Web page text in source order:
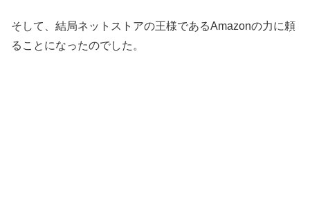
そして、結局ネットストアの王様であるAmazonの力に頼
ることになったのでした。